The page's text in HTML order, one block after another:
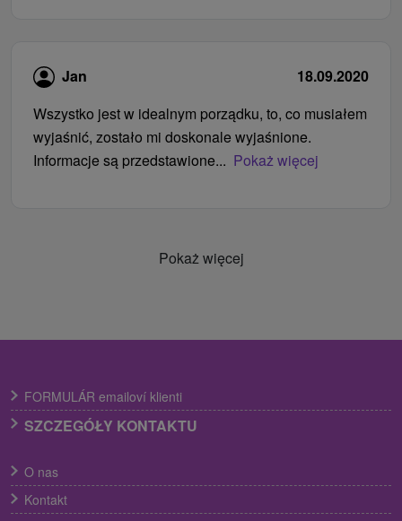
Jan
18.09.2020
Wszystko jest w idealnym porządku, to, co musiałem
wyjaśnić, zostało mi doskonale wyjaśnione.
Informacje są przedstawione... Pokaż więcej
Pokaż więcej
FORMULÁR emailoví klienti
SZCZEGÓŁY KONTAKTU
O nas
Kontakt